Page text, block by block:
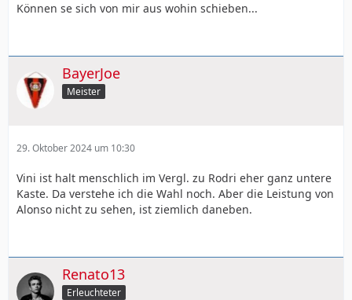
Können se sich von mir aus wohin schieben...
BayerJoe
Meister
29. Oktober 2024 um 10:30
Vini ist halt menschlich im Vergl. zu Rodri eher ganz untere
Kaste. Da verstehe ich die Wahl noch. Aber die Leistung von
Alonso nicht zu sehen, ist ziemlich daneben.
Renato13
Erleuchteter